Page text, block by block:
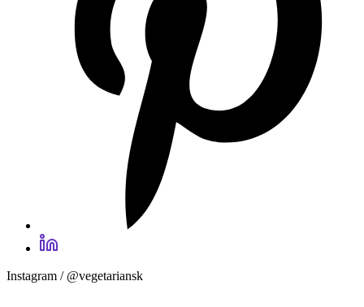
Instagram / @vegetariansk